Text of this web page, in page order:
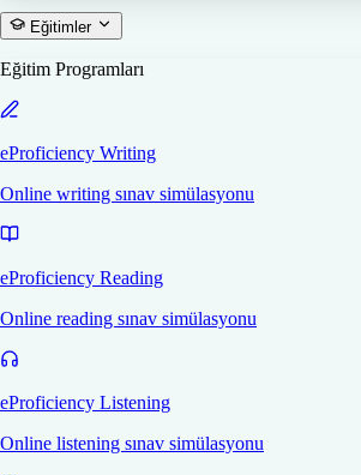
Eğitimler
Eğitim Programları
eProficiency Writing
Online writing sınav simülasyonu
eProficiency Reading
Online reading sınav simülasyonu
eProficiency Listening
Online listening sınav simülasyonu